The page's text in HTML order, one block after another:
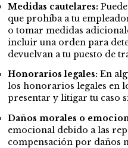
Medidas cautelares:
que prohíba a tu
o tomar medidas
incluir una orden para
devuelvan a tu puesto de
Honorarios legales: En
los honorarios legales en
presentar y litigar tu caso
Daños morales o
emocional debido a las
compensación por daños